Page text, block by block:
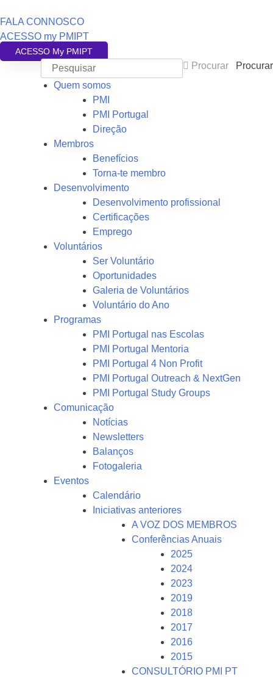
FALA CONNOSCO
ACESSO my PMIPT
ACESSO My PMIPT
Procurar
Procurar
Quem somos
PMI
PMI Portugal
Direção
Membros
Benefícios
Torna-te membro
Desenvolvimento
Desenvolvimento profissional
Certificações
Emprego
Voluntários
Ser Voluntário
Oportunidades
Galeria de Voluntários
Voluntário do Ano
Programas
PMI Portugal nas Escolas
PMI Portugal Mentoria
PMI Portugal 4 Non Profit
PMI Portugal Outreach & NextGen
PMI Portugal Study Groups
Comunicação
Notícias
Newsletters
Balanços
Fotogaleria
Eventos
Calendário
Iniciativas anteriores
A VOZ DOS MEMBROS
Conferências Anuais
2025
2024
2023
2019
2018
2017
2016
2015
CONSULTÓRIO PMI PT